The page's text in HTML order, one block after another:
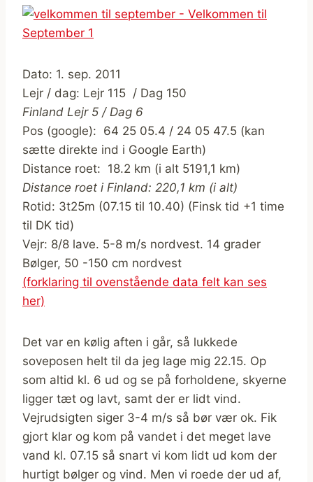
Dato: 1. sep. 2011
Lejr / dag: Lejr 115 / Dag 150
Finland Lejr 5 / Dag 6
Pos (google): 64 25 05.4 / 24 05 47.5 (kan
sætte direkte ind i Google Earth)
Distance roet: 18.2 km (i alt 5191,1 km)
Distance roet i Finland: 220,1 km (i alt)
Rotid: 3t25m (07.15 til 10.40) (Finsk tid +1 time
til DK tid)
Vejr: 8/8 lave. 5-8 m/s nordvest. 14 grader
Bølger, 50 -150 cm nordvest
(forklaring til ovenstående data felt kan ses
her)
Det var en kølig aften i går, så lukkede
soveposen helt til da jeg lage mig 22.15. Op
som altid kl. 6 ud og se på forholdene, skyerne
ligger tæt og lavt, samt der er lidt vind.
Vejrudsigten siger 3-4 m/s så bør vær ok. Fik
gjort klar og kom på vandet i det meget lave
vand kl. 07.15 så snart vi kom lidt ud kom der
hurtigt bølger og vind. Men vi roede der ud af,